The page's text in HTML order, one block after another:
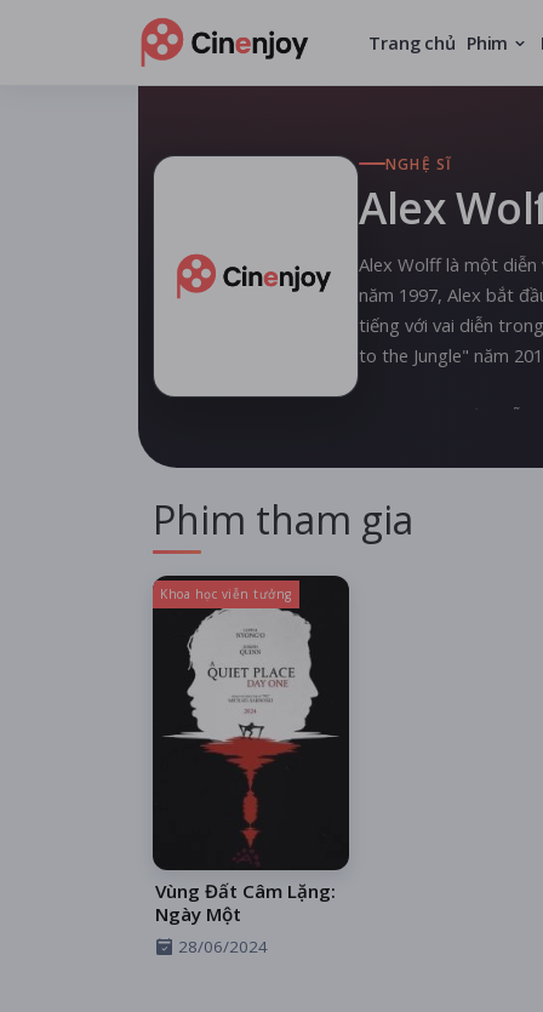
Trang chủ Phim
NGHỆ SĨ
Alex
Alex Wolff là một diễn
năm 1997, Alex bắt
tiếng với vai diễn
to the Jungle" năm
Ngoài sự nghiệp diễn
nhiều bài hát cho ban
Với tài năng đa sắc
Phim tham gia
Khoa học viễn tưởng
Vùng Đất Câm Lặng:
Ngày Một
28/06/2024